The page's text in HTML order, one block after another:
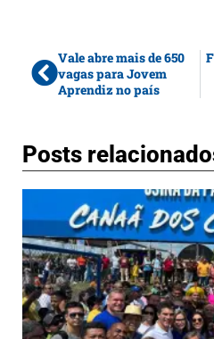
Vale abre mais de 650
vagas para Jovem
Aprendiz no país
Posts